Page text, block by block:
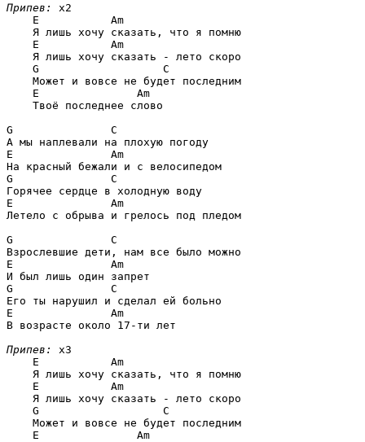
Припев:
x2
E           Am
    Я лишь хочу сказать, что я помню
E           Am
    Я лишь хочу сказать - лето скоро
G                   C
    Может и вовсе не будет последним
E               Am
    Твоё последнее слово
G               C
E               Am
G               C
E               Am
Летело с обрыва и грелось под пледом
G               C
E               Am
G               C
E               Am
В возрасте около 17-ти лет
Припев:
x3
E           Am
    Я лишь хочу сказать, что я помню
E           Am
    Я лишь хочу сказать - лето скоро
G                   C
    Может и вовсе не будет последним
E               Am